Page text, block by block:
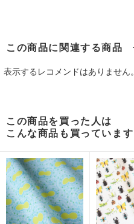
この商品に関連する商品
表示するレコメンドはありません。
この商品を買った人は
こんな商品も買っています